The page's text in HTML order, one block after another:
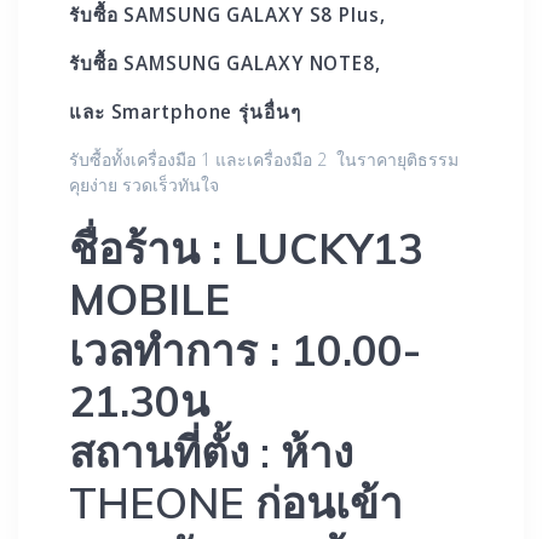
รับซื้อ SAMSUNG GALAXY S8 Plus,
รับซื้อ SAMSUNG GALAXY NOTE8,
และ Smartphone รุ่นอื่นๆ
รับซื้อทั้งเครื่องมือ 1 และเครื่องมือ 2 ในราคายุติธรรม
คุยง่าย รวดเร็วทันใจ
ชื่อร้าน : LUCKY13
MOBILE
เวลทำการ : 10.00-
21.30น
สถานที่ตั้ง : ห้าง
THEONE ก่อนเข้า